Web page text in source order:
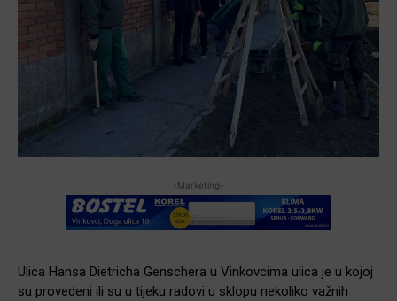
-Marketing-
Ulica Hansa Dietricha Genschera u Vinkovcima ulica je u kojoj
su provedeni ili su u tijeku radovi u sklopu nekoliko važnih